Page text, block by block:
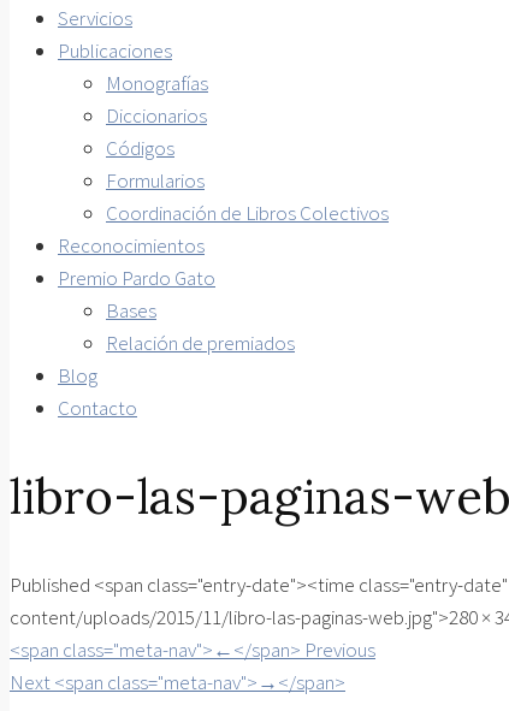
Servicios
Publicaciones
Monografías
Diccionarios
Códigos
Formularios
Coordinación de Libros Colectivos
Reconocimientos
Premio Pardo Gato
Bases
Relación de premiados
Blog
Contacto
libro-las-paginas-web
Published <span class="entry-date"><time class="entry-
content/uploads/2015/11/libro-las-paginas-web.jpg">280 ×
<span class="meta-nav">←</span> Previous
Next <span class="meta-nav">→</span>